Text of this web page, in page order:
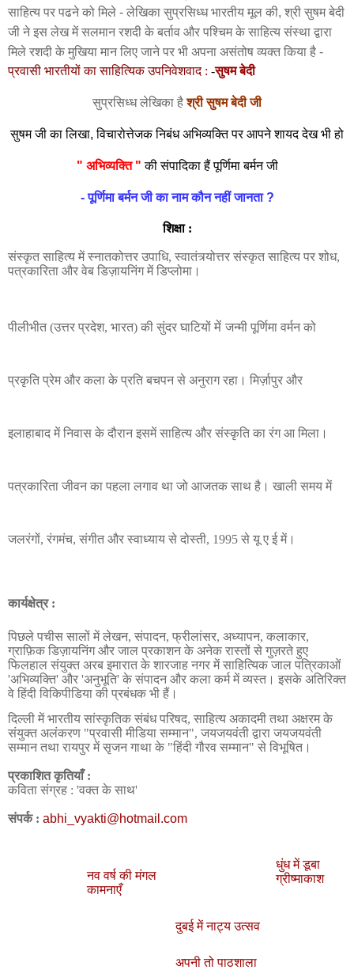
साहित्य पर पढने को मिले - लेखिका सुप्रसिध्ध भारतीय मूल की, श्री सुषम बेदी
जी ने इस लेख में सलमान रशदी के बर्ताव और पश्चिम के साहित्य संस्था द्वारा
मिले रशदी के मुखिया मान लिए जाने पर भी अपना असंतोष व्यक्त किया है -
प्रवासी भारतीयों का साहित्यिकउपनिवेशवाद : -सुषम बेदी
सुप्रसिध्ध लेखिका हैश्री सुषम बेदी जी
सुषम जी का लिखा, विचारोत्तेजक निबंध अभिव्यक्ति पर आपने शायद देख भी हो
" अभिव्यक्ति "की संपादिका हैं पूर्णिमा बर्मन जी
- पूर्णिमा बर्मन जी का नाम कौन नहीं जानता ?
शिक्षा :
संस्कृत साहित्य में स्नातकोत्तर उपाधि, स्वातंत्र्योत्तर संस्कृत साहित्य पर शोध,
पत्रकारिता और वेब डिज़ायनिंग में डिप्लोमा।
पीलीभीत (उत्तर प्रदेश, भारत) की सुंदर घाटियों में जन्मी पूर्णिमा वर्मन को
प्रकृति प्रेम और कला के प्रति बचपन से अनुराग रहा। मिर्ज़ापुर और
इलाहाबाद में निवास के दौरान इसमें साहित्य और संस्कृति का रंग आ मिला।
पत्रकारिता जीवन का पहला लगाव था जो आजतक साथ है। खाली समय में
जलरंगों, रंगमंच, संगीत और स्वाध्याय से दोस्ती, 1995 से यू ए ई में।
कार्यक्षेत्र :
पिछले पचीस सालों में लेखन, संपादन, फ्रीलांसर, अध्यापन, कलाकार,
ग्राफ़िक डिज़ायनिंग और जाल प्रकाशन के अनेक रास्तों से गुज़रते हुए
फिलहाल संयुक्त अरब इमारात के शारजाह नगर में साहित्यिक जाल पत्रिकाओं
'अभिव्यक्ति' और 'अनुभूति' के संपादन और कला कर्म में व्यस्त। इसके अतिरिक्त
वे हिंदी विकिपीडिया की प्रबंधक भी हैं।
दिल्ली में भारतीय सांस्कृतिक संबंध परिषद, साहित्य अकादमी तथा अक्षरम के
संयुक्त अलंकरण "प्रवासी मीडिया सम्मान", जयजयवंती द्वारा जयजयवंती
सम्मान तथा रायपुर में सृजन गाथा के "हिंदी गौरव सम्मान" से विभूषित।
प्रकाशितकृतियाँ:
कविता संग्रह : 'वक्त के साथ'
संपर्क : abhi_vyakti@hotmail.com
नव वर्ष की मंगल
कामनाएँ
धुंध में डूबा
ग्रीष्माकाश
दुबई में नाट्य उत्सव
अपनी तो पाठशाला